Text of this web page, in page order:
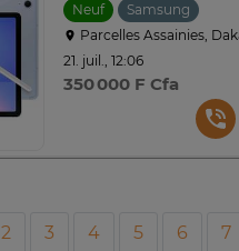
Neuf
Samsung
Parcelles Assainies,
21. juil., 12:06
350 000 F Cfa
2 3 4 5 6 7